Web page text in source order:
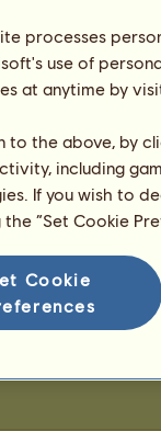
ellayyo
ellayyo
processes
use of
at anytime by
to the above, by
including
If you wish to
the “Set Cookie
Cookie